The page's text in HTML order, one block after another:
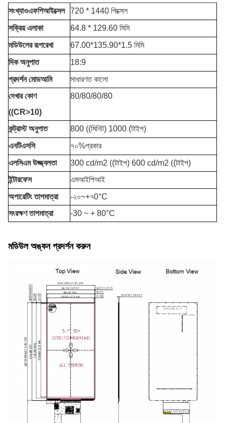
সংখ্যাওএফপিআইক্সেল
720 * 1440 পিক্সেল
সক্রিয় এলাকা
64.8 * 129.60 মিমি
মডিউলের রূপরেখা
67.00*135.90*1.5 মিমি
দিক অনুপাত
18:9
প্রদর্শন মোডআমি
সাধারণত কালো
দেখার কোণ
((CR>10)
80/80/80/80
কন্ট্রাস্ট অনুপাত
800 ((মিনিট) 1000 (টাইপ)
এনটিএসসি
৭০%প্রকার
এলসিএম উজ্জ্বলতা
300 cd/m2 ((টাইপ) 600 cd/m2 ((টাইপ)
ইন্টারফেস
এমআইপিআই
অপারেটিং তাপমাত্রা
-২০~+৭0°C
সংরক্ষণ তাপমাত্রা
-30 ~ + 80°C
মডিউল অঙ্কন প্রদর্শন করুন